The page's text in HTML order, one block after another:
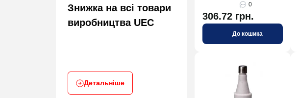
Знижка на всі товари
виробництва UEC
Детальніше
0
306.72 грн.
До кошика